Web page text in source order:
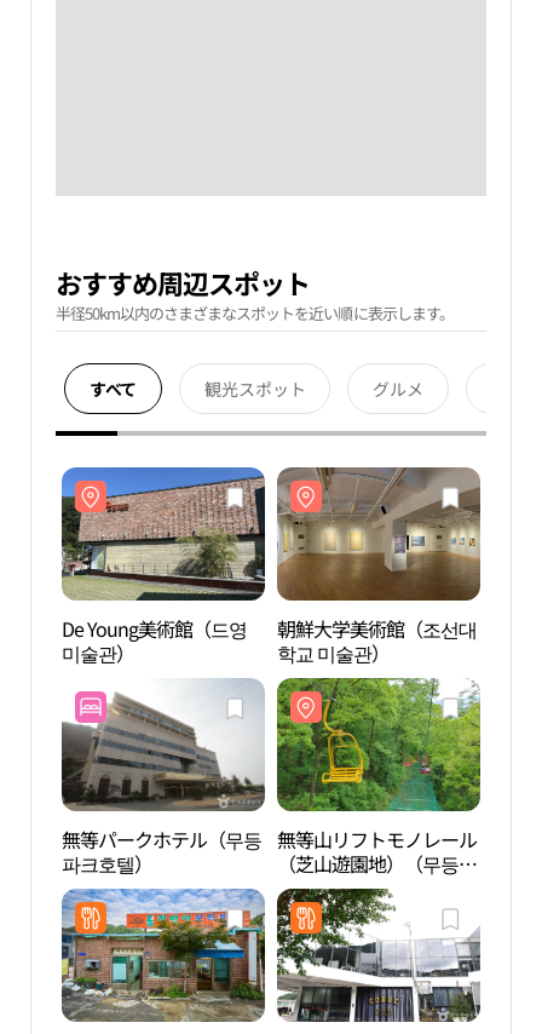
おすすめ周辺スポット
半径50km以内のさまざまなスポットを近い順に表示します。
すべて 観光スポット グルメ
De Young美術館（드영
미술관）
朝鮮大学美術館（조선대
학교 미술관）
無等パークホテル（무등
파크호텔）
無等山リフトモノレール
（芝山遊園地）（무등산
리프트모노레일（지산유
원지））